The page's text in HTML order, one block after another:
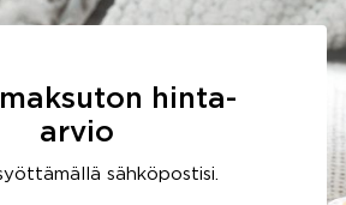
hinta-
arvio
sähköpostisi.